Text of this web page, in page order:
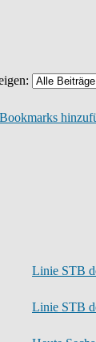
Linie STB
Linie STB